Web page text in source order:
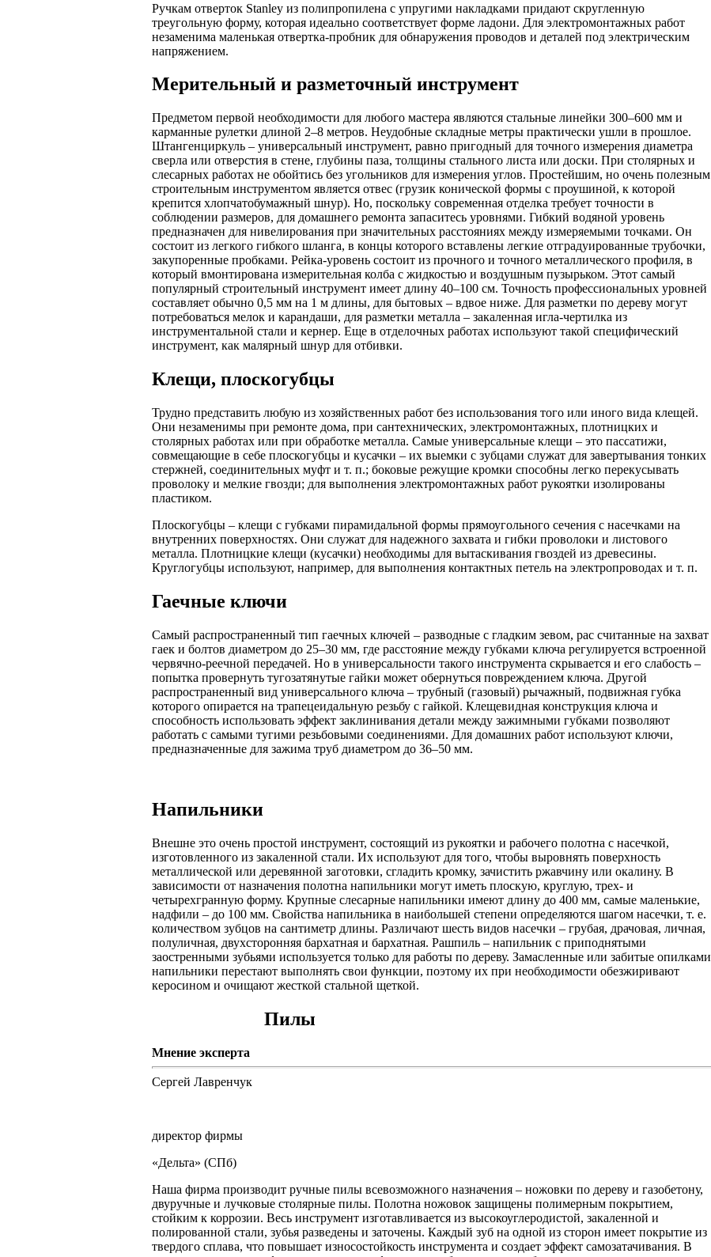
Ручкам отверток Stanley из полипропилена с упругими накладками придают скругленную
треугольную форму, которая идеально соответствует форме ладони. Для электромонтажных работ
незаменима маленькая отвертка-пробник для обнаружения проводов и деталей под электрическим
напряжением.
Мерительный и разметочный инструмент
Предметом первой необходимости для любого мастера являются стальные линейки 300–600 мм и
карманные рулетки длиной 2–8 метров. Неудобные складные метры практически ушли в прошлое.
Штангенциркуль – универсальный инструмент, равно пригодный для точного измерения диаметра
сверла или отверстия в стене, глубины паза, толщины стального листа или доски. При столярных и
слесарных работах не обойтись без угольников для измерения углов. Простейшим, но очень полезным
строительным инструментом является отвес (грузик конической формы с проушиной, к которой
крепится хлопчатобумажный шнур). Но, поскольку современная отделка требует точности в
соблюдении размеров, для домашнего ремонта запаситесь уровнями. Гибкий водяной уровень
предназначен для нивелирования при значительных расстояниях между измеряемыми точками. Он
состоит из легкого гибкого шланга, в концы которого вставлены легкие отградуированные трубочки,
закупоренные пробками. Рейка-уровень состоит из прочного и точного металлического профиля, в
который вмонтирована измерительная колба с жидкостью и воздушным пузырьком. Этот самый
популярный строительный инструмент имеет длину 40–100 см. Точность профессиональных уровней
составляет обычно 0,5 мм на 1 м длины, для бытовых – вдвое ниже. Для разметки по дереву могут
потребоваться мелок и карандаши, для разметки металла – закаленная игла-чертилка из
инструментальной стали и кернер. Еще в отделочных работах используют такой специфический
инструмент, как малярный шнур для отбивки.
Клещи, плоскогубцы
Трудно представить любую из хозяйственных работ без использования того или иного вида клещей.
Они незаменимы при ремонте дома, при сантехнических, электромонтажных, плотницких и
столярных работах или при обработке металла. Самые универсальные клещи – это пассатижи,
совмещающие в себе плоскогубцы и кусачки – их выемки с зубцами служат для завертывания тонких
стержней, соединительных муфт и т. п.; боковые режущие кромки способны легко перекусывать
проволоку и мелкие гвозди; для выполнения электромонтажных работ рукоятки изолированы
пластиком.
Плоскогубцы – клещи с губками пирамидальной формы прямоугольного сечения с насечками на
внутренних поверхностях. Они служат для надежного захвата и гибки проволоки и листового
металла. Плотницкие клещи (кусачки) необходимы для вытаскивания гвоздей из древесины.
Круглогубцы используют, например, для выполнения контактных петель на электропроводах и т. п.
Гаечные ключи
Самый распространенный тип гаечных ключей – разводные с гладким зевом, рас считанные на захват
гаек и болтов диаметром до 25–30 мм, где расстояние между губками ключа регулируется встроенной
червячно-реечной передачей. Но в универсальности такого инструмента скрывается и его слабость –
попытка провернуть тугозатянутые гайки может обернуться повреждением ключа. Другой
распространенный вид универсального ключа – трубный (газовый) рычажный, подвижная губка
которого опирается на трапецеидальную резьбу с гайкой. Клещевидная конструкция ключа и
способность использовать эффект заклинивания детали между зажимными губками позволяют
работать с самыми тугими резьбовыми соединениями. Для домашних работ используют ключи,
предназначенные для зажима труб диаметром до 36–50 мм.
Напильники
Внешне это очень простой инструмент, состоящий из рукоятки и рабочего полотна с насечкой,
изготовленного из закаленной стали. Их используют для того, чтобы выровнять поверхность
металлической или деревянной заготовки, сгладить кромку, зачистить ржавчину или окалину. В
зависимости от назначения полотна напильники могут иметь плоскую, круглую, трех- и
четырехгранную форму. Крупные слесарные напильники имеют длину до 400 мм, самые маленькие,
надфили – до 100 мм. Свойства напильника в наибольшей степени определяются шагом насечки, т. е.
количеством зубцов на сантиметр длины. Различают шесть видов насечки – грубая, драчовая, личная,
полуличная, двухсторонняя бархатная и бархатная. Рашпиль – напильник с приподнятыми
заостренными зубьями используется только для работы по дереву. Замасленные или забитые опилками
напильники перестают выполнять свои функции, поэтому их при необходимости обезжиривают
керосином и очищают жесткой стальной щеткой.
Пилы
Мнение эксперта
Сергей Лавренчук
директор фирмы
«Дельта» (СПб)
Наша фирма производит ручные пилы всевозможного назначения – ножовки по дереву и газобетону,
двуручные и лучковые столярные пилы. Полотна ножовок защищены полимерным покрытием,
стойким к коррозии. Весь инструмент изготавливается из высокоуглеродистой, закаленной и
полированной стали, зубья разведены и заточены. Каждый зуб на одной из сторон имеет покрытие из
твердого сплава, что повышает износостойкость инструмента и создает эффект самозатачивания. В